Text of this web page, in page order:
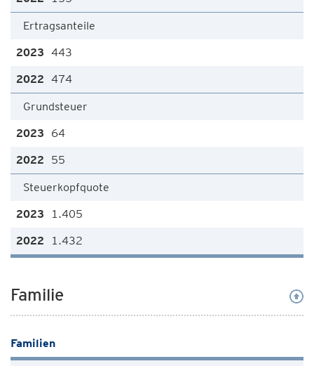
Ertragsanteile
443
474
Grundsteuer
64
55
Steuerkopfquote
1.405
1.432
Familie
Familien